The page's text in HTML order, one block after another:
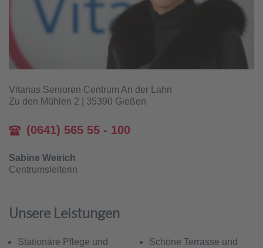
Vitanas Senioren Centrum An der Lahn
Zu den Mühlen 2 | 35390 Gießen
(0641) 565 55 - 100
Sabine Weirich
Centrumsleiterin
Unsere Leistungen
Stationäre Pflege und
Schöne Terrasse und